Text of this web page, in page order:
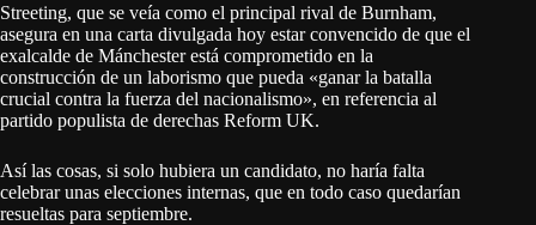
Streeting, que se veía como el principal rival de Burnham,
asegura en una carta divulgada hoy estar convencido de que el
exalcalde de Mánchester está comprometido en la
construcción de un laborismo que pueda «ganar la batalla
crucial contra la fuerza del nacionalismo», en referencia al
partido populista de derechas Reform UK.
Así las cosas, si solo hubiera un candidato, no haría falta
celebrar unas elecciones internas, que en todo caso quedarían
resueltas para septiembre.